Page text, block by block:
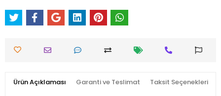
Ürün Açıklaması Garanti ve Teslimat Taksit Seçenekleri